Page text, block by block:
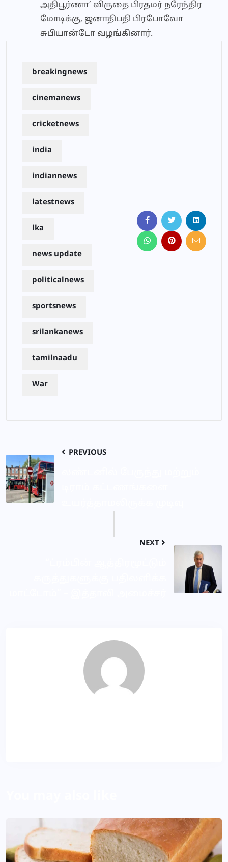
அதிபூர்ணா’ விருதை பிரதமர் நரேந்திர
மோடிக்கு, ஜனாதிபதி பிரபோவோ
சுபியான்டோ வழங்கினார்.
breakingnews
cinemanews
cricketnews
india
indiannews
latestnews
lka
news update
politicalnews
sportsnews
srilankanews
tamilnaadu
War
PREVIOUS
NEXT